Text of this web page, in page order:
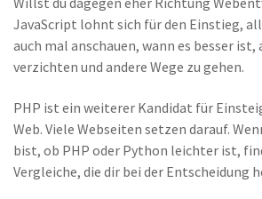
JavaScript lohnt sich für den Einstieg,
auch mal anschauen, wann es besser ist,
verzichten und andere Wege zu gehen.
PHP ist ein weiterer Kandidat für
Web. Viele Webseiten setzen darauf.
bist, ob PHP oder Python leichter ist,
Vergleiche, die dir bei der Entscheidung